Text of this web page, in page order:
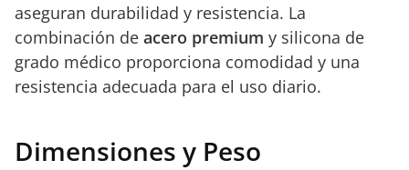
aseguran durabilidad y resistencia. La
combinación de acero premium y silicona de
grado médico proporciona comodidad y una
resistencia adecuada para el uso diario.
Dimensiones y Peso